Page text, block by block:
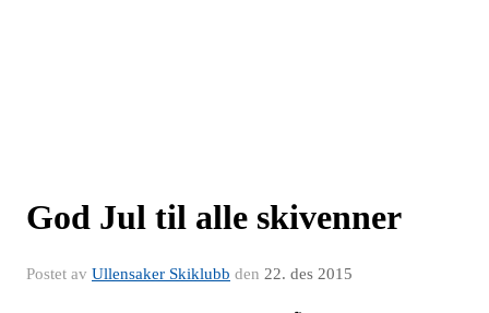
God Jul til alle skivenner
Postet av Ullensaker Skiklubb den 22. des 2015